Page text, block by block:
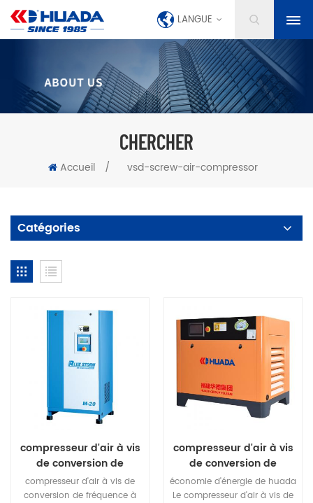
LANGUE
CHERCHER
Accueil / vsd-screw-air-compressor
Catégories
compresseur d'air à vis
de conversion de
fréquence à aimant
permanent série blue
compresseur d'air à vis de
conversion de fréquence à
compresseur d'air à vis
de conversion de
fréquence magnétique
permanent moyenne
économie d'énergie de huada
Le compresseur d'air à vis de